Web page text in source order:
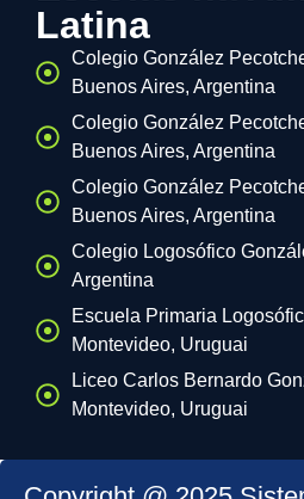
Latina
Colegio González
Buenos Aires, Argentina
Colegio González
Buenos Aires, Argentina
Colegio González
Buenos Aires, Argentina
Colegio Logosófico
Argentina
Escuela Primaria
Montevideo, Uruguai
Liceo Carlos Bernardo
Montevideo, Uruguai